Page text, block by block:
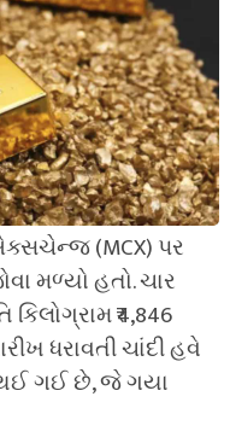
(MCX) પર
મળ્યો હતો. ચાર
કિલોગ્રામ ₹4,846
ધરાવતી ચાંદી હવે
થઈ ગઈ છે, જે ગયા